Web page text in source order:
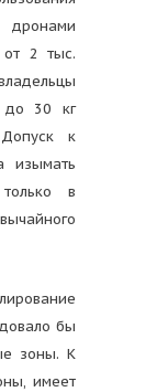
2 тыс.
до 30 кг
к
изымать
в
бы
зоны. К
имеет